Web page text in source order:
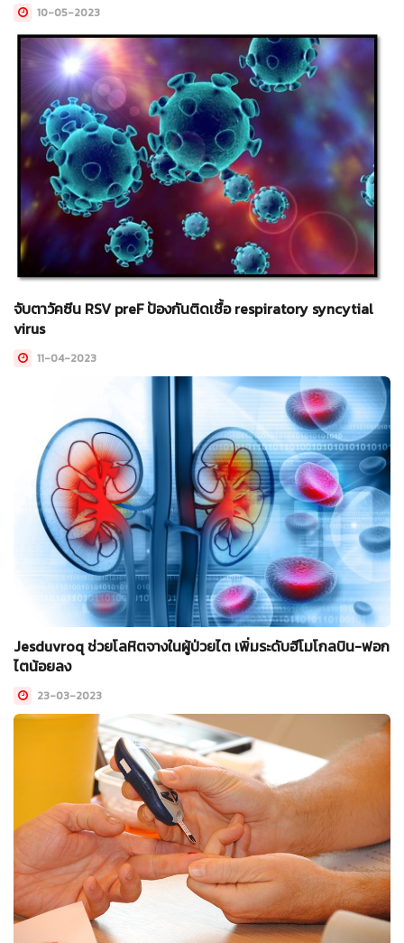
10-05-2023
จับตาวัคซีน RSV preF ป้องกันติดเชื้อ respiratory syncytial
virus
11-04-2023
Jesduvroq ช่วยโลหิตจางในผู้ป่วยไต เพิ่มระดับฮีโมโกลบิน-ฟอก
ไตน้อยลง
23-03-2023